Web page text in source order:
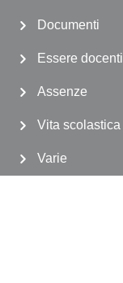
Documenti
Essere docenti
Assenze
Vita scolastica
Varie